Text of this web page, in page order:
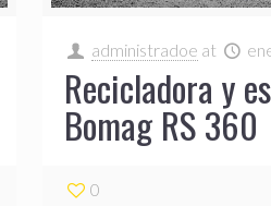
administradoe at
Recicladora y
Bomag RS 360
0